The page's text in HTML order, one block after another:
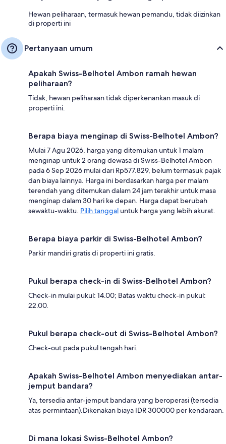
Hewan peliharaan, termasuk hewan pemandu, tidak diizinkan
di properti ini
Pertanyaan umum
Apakah Swiss-Belhotel Ambon ramah hewan
peliharaan?
Tidak, hewan peliharaan tidak diperkenankan masuk di
properti ini.
Berapa biaya menginap di Swiss-Belhotel Ambon?
Mulai 7 Agu 2026, harga yang ditemukan untuk 1 malam
menginap untuk 2 orang dewasa di Swiss-Belhotel Ambon
pada 6 Sep 2026 mulai dari Rp577.829, belum termasuk pajak
dan biaya lainnya. Harga ini berdasarkan harga per malam
terendah yang ditemukan dalam 24 jam terakhir untuk masa
menginap dalam 30 hari ke depan. Harga dapat berubah
sewaktu-waktu. Pilih tanggal untuk harga yang lebih akurat.
Berapa biaya parkir di Swiss-Belhotel Ambon?
Parkir mandiri gratis di properti ini gratis.
Pukul berapa check-in di Swiss-Belhotel Ambon?
Check-in mulai pukul: 14.00; Batas waktu check-in pukul:
22.00.
Pukul berapa check-out di Swiss-Belhotel Ambon?
Check-out pada pukul tengah hari.
Apakah Swiss-Belhotel Ambon menyediakan antar-
jemput bandara?
Ya, tersedia antar-jemput bandara yang beroperasi (tersedia
atas permintaan).Dikenakan biaya IDR 300000 per kendaraan.
Di mana lokasi Swiss-Belhotel Ambon?